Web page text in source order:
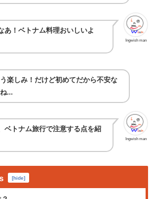
Ingwish man
あ！ベトナム料理おいしいよ
楽しみ！だけど初めてだから不安な
...
Ingwish man
ベトナム旅行で注意する点を紹
[hide]